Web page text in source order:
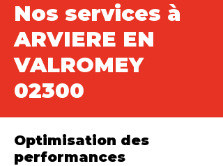
Nos services à
ARVIERE EN
VALROMEY
02300
Optimisation des
performances